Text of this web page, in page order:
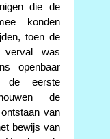
die de
konden
toen de
was
openbaar
de eerste
de
van
bewijs van